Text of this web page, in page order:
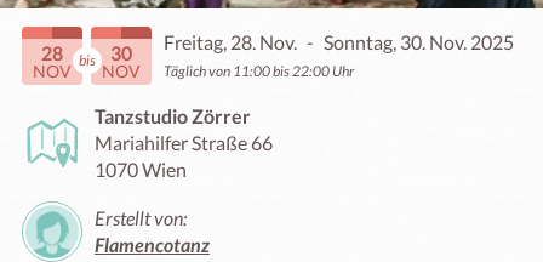
28
NOV
bis 30
NOV
Freitag, 28. Nov. - Sonntag, 30. Nov. 2025
Täglich von 11:00 bis 22:00 Uhr
Tanzstudio Zörrer
Mariahilfer Straße 66
1070 Wien
Erstellt von:
Flamencotanz